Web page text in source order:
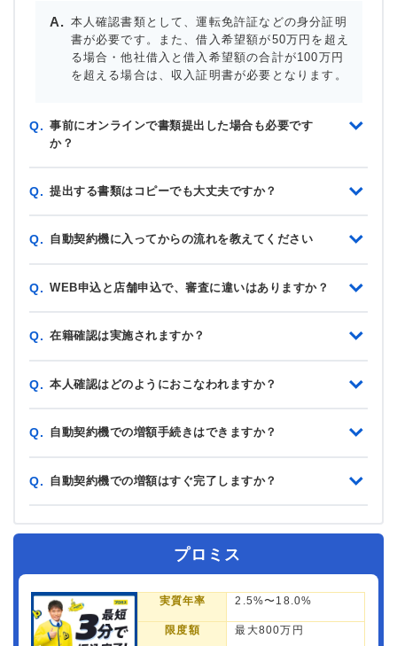
本人確認書類として、運転免許証などの身分証明
書が必要です。また、借入希望額が50万円を超え
る場合・他社借入と借入希望額の合計が100万円
を超える場合は、収入証明書が必要となります。
Q. 事前にオンラインで書類提出した場合も必要です
か？
Q. 提出する書類はコピーでも大丈夫ですか？
Q. 自動契約機に入ってからの流れを教えてください
Q. WEB申込と店舗申込で、審査に違いはありますか？
Q. 在籍確認は実施されますか？
Q. 本人確認はどのようにおこなわれますか？
Q. 自動契約機での増額手続きはできますか？
Q. 自動契約機での増額はすぐ完了しますか？
プロミス
実質年率 2.5%〜18.0%
限度額 最大800万円